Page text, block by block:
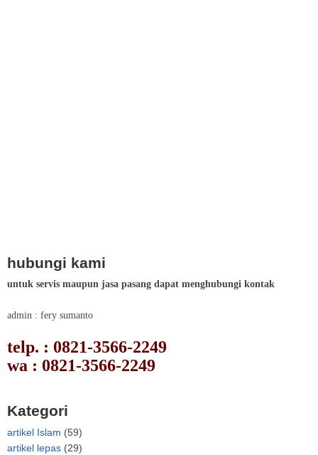
hubungi kami
untuk servis maupun jasa pasang dapat menghubungi kontak
admin : fery sumanto
telp. : 0821-3566-2249
wa : 0821-3566-2249
Kategori
artikel Islam (59)
artikel lepas (29)